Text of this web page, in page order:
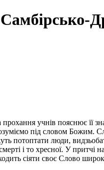
учнів пояснює її
під словом
потоптати люди,
і то хресної. У притчі
сіяти своє Слово